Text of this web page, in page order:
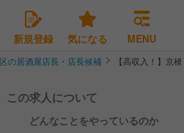
新規登録 気になる MENU
の居酒屋店長・店長候補 【高収入！】京
この求人について
どんなことをやっているのか